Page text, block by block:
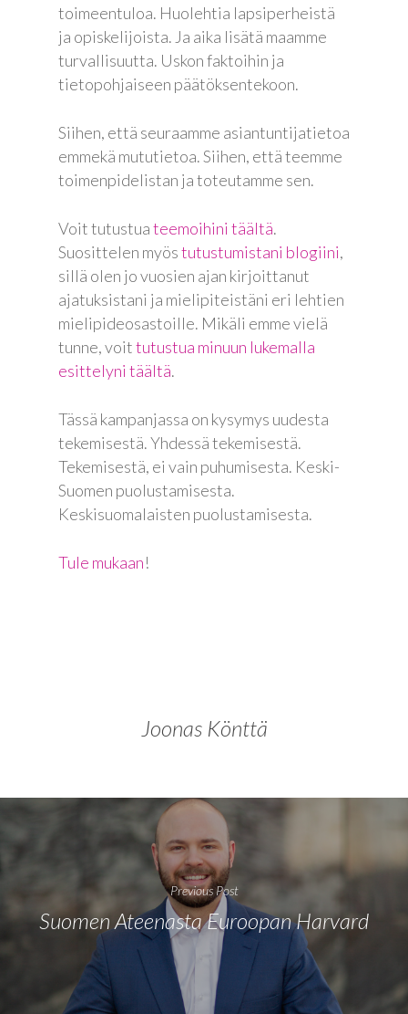
toimeentuloa. Huolehtia lapsiperheistä
ja opiskelijoista. Ja aika lisätä maamme
turvallisuutta. Uskon faktoihin ja
tietopohjaiseen päätöksentekoon.
Siihen, että seuraamme asiantuntijatietoa
emmekä mututietoa. Siihen, että teemme
toimenpidelistan ja toteutamme sen.
Voit tutustuateemoihini täältä.
Suosittelen myöstutustumistani blogiini,
sillä olen jo vuosien ajan kirjoittanut
ajatuksistani ja mielipiteistäni eri lehtien
mielipideosastoille. Mikäli emme vielä
tunne, voittutustua minuun lukemalla
esittelyni täältä.
Tässä kampanjassa on kysymys uudesta
tekemisestä. Yhdessä tekemisestä.
Tekemisestä, ei vain puhumisesta. Keski-
Suomen puolustamisesta.
Keskisuomalaisten puolustamisesta.
Tule mukaan!
Joonas Könttä
Previous Post
Suomen Ateenasta Euroopan Harvard
Etusivu
Vaalit
Blogi
Osallistu